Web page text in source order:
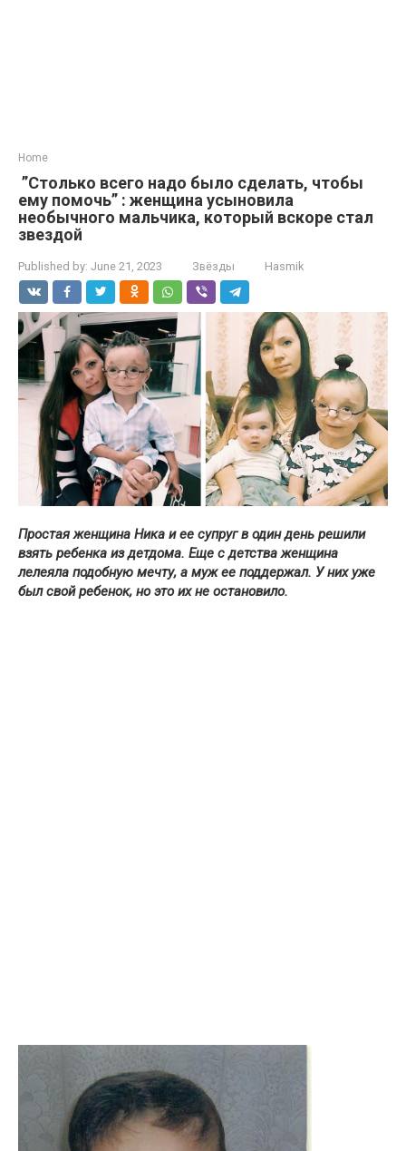
Home
”Столько всего надо было сделать, чтобы
ему помочь” : женщина усыновила
необычного мальчика, который вскоре стал
звездой
Published by: June 21, 2023 Звёзды Hasmik
Простая женщина Ника и ее супруг в один день решили
взять ребенка из детдома. Еще с детства женщина
лелеяла подобную мечту, а муж ее поддержал. У них уже
был свой ребенок, но это их не остановило.